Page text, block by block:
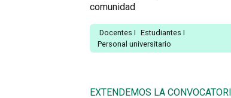
comunidad
Docentes I Estudiantes I
Personal universitario
EXTENDEMOS LA